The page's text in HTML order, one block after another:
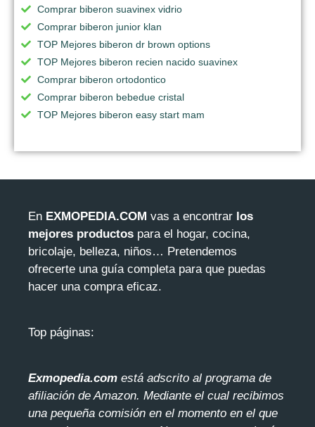
Comprar biberon suavinex vidrio
Comprar biberon junior klan
TOP Mejores biberon dr brown options
TOP Mejores biberon recien nacido suavinex
Comprar biberon ortodontico
Comprar biberon bebedue cristal
TOP Mejores biberon easy start mam
En EXMOPEDIA.COM vas a encontrar los
mejores productos para el hogar, cocina,
bricolaje, belleza, niños… Pretendemos
ofrecerte una guía completa para que puedas
hacer una compra eficaz.
Top páginas:
Exmopedia.com está adscrito al programa de
afiliación de Amazon. Mediante el cual recibimos
una pequeña comisión en el momento en el que